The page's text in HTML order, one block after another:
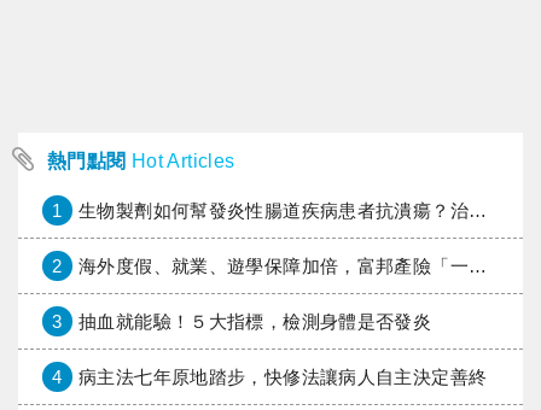
熱門點閱 Hot Articles
1 生物製劑如何幫發炎性腸道疾病患者抗潰瘍？治療進展與健保給付困境一次看
2 海外度假、就業、遊學保障加倍，富邦產險「一期逐夢」專案加碼遠距醫療與緊急救援
3 抽血就能驗！５大指標，檢測身體是否發炎
4 病主法七年原地踏步，快修法讓病人自主決定善終